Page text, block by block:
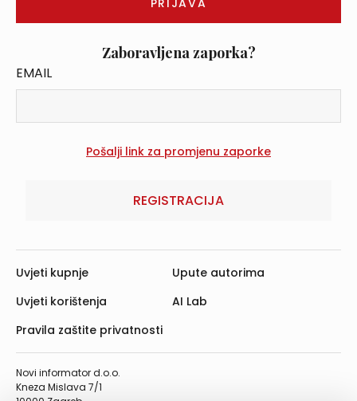
Zaboravljena zaporka?
EMAIL
REGISTRACIJA
Novi informator d.o.o.
Kneza Mislava 7/1
Uvjeti kupnje
Uvjeti korištenja
Pravila zaštite privatnosti
Upute autorima
AI Lab